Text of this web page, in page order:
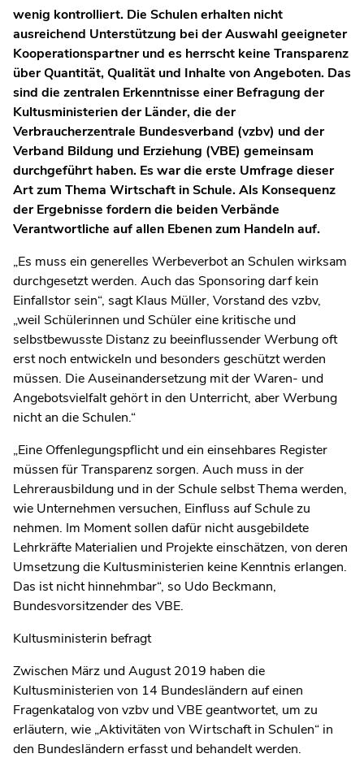
wenig kontrolliert. Die Schulen erhalten nicht
ausreichend Unterstützung bei der Auswahl geeigneter
Kooperationspartner und es herrscht keine Transparenz
über Quantität, Qualität und Inhalte von Angeboten. Das
sind die zentralen Erkenntnisse einer Befragung der
Kultusministerien der Länder, die der
Verbraucherzentrale Bundesverband (vzbv) und der
Verband Bildung und Erziehung (VBE) gemeinsam
durchgeführt haben. Es war die erste Umfrage dieser
Art zum Thema Wirtschaft in Schule. Als Konsequenz
der Ergebnisse fordern die beiden Verbände
Verantwortliche auf allen Ebenen zum Handeln auf.
„Es muss ein generelles Werbeverbot an Schulen wirksam
durchgesetzt werden. Auch das Sponsoring darf kein
Einfallstor sein“, sagt Klaus Müller, Vorstand des vzbv,
„weil Schülerinnen und Schüler eine kritische und
selbstbewusste Distanz zu beeinflussender Werbung oft
erst noch entwickeln und besonders geschützt werden
müssen. Die Auseinandersetzung mit der Waren- und
Angebotsvielfalt gehört in den Unterricht, aber Werbung
nicht an die Schulen.“
„Eine Offenlegungspflicht und ein einsehbares Register
müssen für Transparenz sorgen. Auch muss in der
Lehrerausbildung und in der Schule selbst Thema werden,
wie Unternehmen versuchen, Einfluss auf Schule zu
nehmen. Im Moment sollen dafür nicht ausgebildete
Lehrkräfte Materialien und Projekte einschätzen, von deren
Umsetzung die Kultusministerien keine Kenntnis erlangen.
Das ist nicht hinnehmbar“, so Udo Beckmann,
Bundesvorsitzender des VBE.
Kultusministerin befragt
Zwischen März und August 2019 haben die
Kultusministerien von 14 Bundesländern auf einen
Fragenkatalog von vzbv und VBE geantwortet, um zu
erläutern, wie „Aktivitäten von Wirtschaft in Schulen“ in
den Bundesländern erfasst und behandelt werden.